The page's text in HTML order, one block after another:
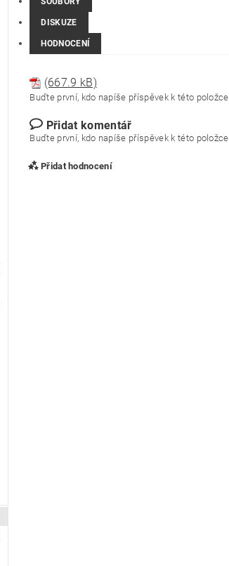
DISKUZE
HODNOCENÍ
(667.9 kB)
Buďte první, kdo napíše příspěvek k této položce.
Přidat komentář
Buďte první, kdo napíše příspěvek k této položce.
Přidat hodnocení